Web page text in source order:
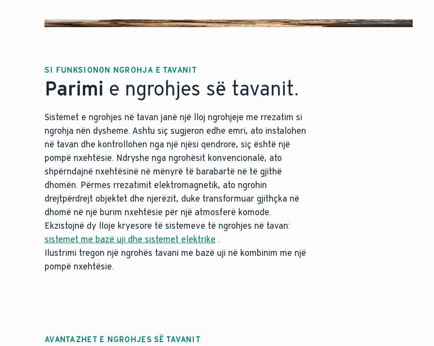
SI FUNKSIONON NGROHJA E TAVANIT
Parimi e ngrohjes së tavanit.
Sistemet e ngrohjes në tavan janë një lloj ngrohjeje me rrezatim si
ngrohja nën dysheme. Ashtu siç sugjeron edhe emri, ato instalohen
në tavan dhe kontrollohen nga një njësi qendrore, siç është një
pompë nxehtësie. Ndryshe nga ngrohësit konvencionalë, ato
shpërndajnë nxehtësinë në mënyrë të barabartë në të gjithë
dhomën. Përmes rrezatimit elektromagnetik, ato ngrohin
drejtpërdrejt objektet dhe njerëzit, duke transformuar gjithçka në
dhomë në një burim nxehtësie për një atmosferë komode.
Ekzistojnë dy lloje kryesore të sistemeve të ngrohjes në tavan:
sistemet me bazë uji dhe sistemet elektrike .
Ilustrimi tregon një ngrohës tavani me bazë uji në kombinim me një
pompë nxehtësie.
AVANTAZHET E NGROHJES SË TAVANIT